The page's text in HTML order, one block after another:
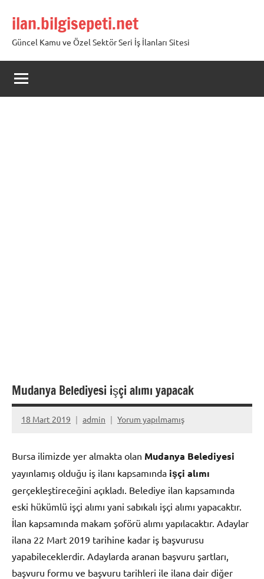
geçilan.bilgisepeti.net
Güncel Kamu ve Özel Sektör Seri İş İlanları Sitesi
Mudanya Belediyesi işçi alımı yapacak
18 Mart 2019 admin Yorum yapılmamış
Bursa ilimizde yer almakta olan Mudanya Belediyesi
yayınlamış olduğu iş ilanı kapsamında işçi alımı
gerçekleştireceğini açıkladı. Belediye ilan kapsamında
eski hükümlü işçi alımı yani sabıkalı işçi alımı yapacaktır.
İlan kapsamında makam şoförü alımı yapılacaktır. Adaylar
ilana 22 Mart 2019 tarihine kadar iş başvurusu
yapabileceklerdir. Adaylarda aranan başvuru şartları,
başvuru formu ve başvuru tarihleri ile ilana dair diğer